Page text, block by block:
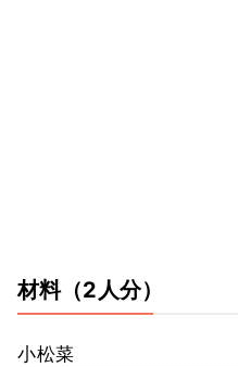
材料（2人分）
小松菜